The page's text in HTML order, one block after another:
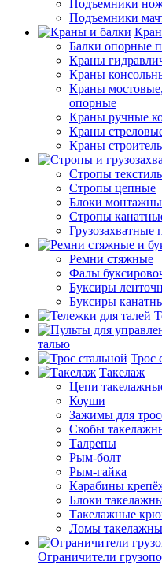
Подъемники
Подъемники
Балки опорные
Краны
Краны
Краны
опорные
Краны ручные
Краны
Краны
Стропы
Стропы цепные
Блоки
Стропы
Грузозахватные
Ремни стяжные
Фалы
Буксиры
Буксиры
талью
Трос
Такелаж
Цепи
Коуши
Зажимы для
Скобы
Талрепы
Рым-болт
Рым-гайка
Карабины
Блоки
Такелажные
Ломы
Ограничители